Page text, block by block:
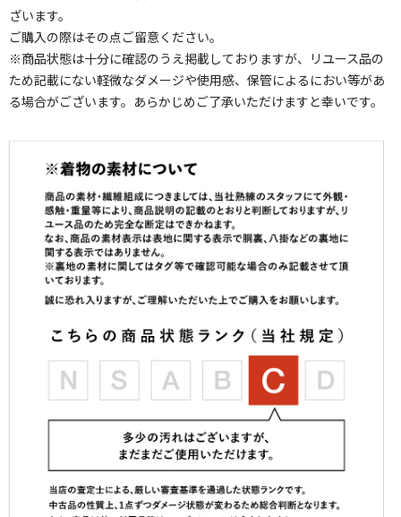
ざいます。
ご購入の際はその点ご留意ください。
※商品状態は十分に確認のうえ掲載しておりますが、リユース品の
ため記載にない軽微なダメージや使用感、保管によるにおい等があ
る場合がございます。あらかじめご了承いただけますと幸いです。